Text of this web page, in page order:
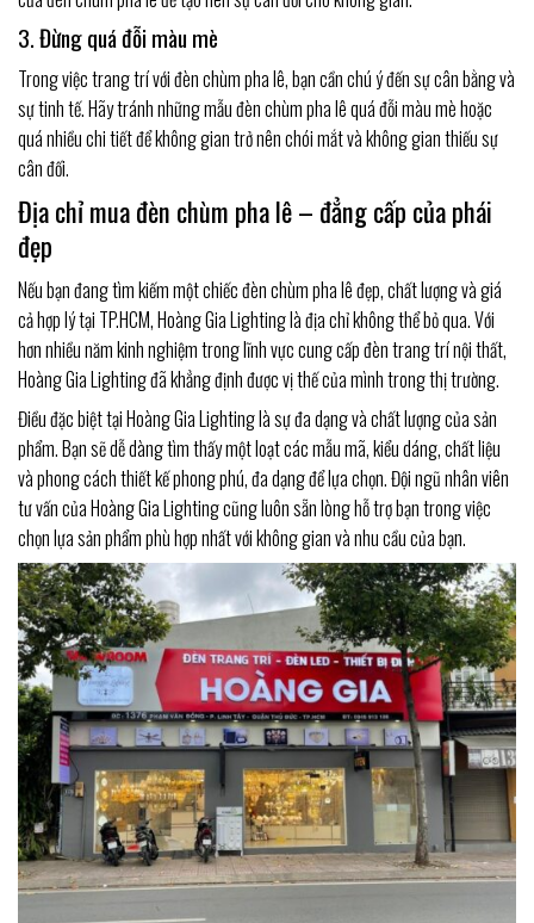
3. Đừng quá đỗi màu mè
Trong việc trang trí với đèn chùm pha lê, bạn cần chú ý đến sự cân bằng và
sự tinh tế. Hãy tránh những mẫu đèn chùm pha lê quá đỗi màu mè hoặc
quá nhiều chi tiết để không gian trở nên chói mắt và không gian thiếu sự
cân đối.
Địa chỉ mua đèn chùm pha lê – đẳng cấp của phái
đẹp
Nếu bạn đang tìm kiếm một chiếc đèn chùm pha lê đẹp, chất lượng và giá
cả hợp lý tại TP.HCM, Hoàng Gia Lighting là địa chỉ không thể bỏ qua. Với
hơn nhiều năm kinh nghiệm trong lĩnh vực cung cấp đèn trang trí nội thất,
Hoàng Gia Lighting đã khẳng định được vị thế của mình trong thị trường.
Điều đặc biệt tại Hoàng Gia Lighting là sự đa dạng và chất lượng của sản
phẩm. Bạn sẽ dễ dàng tìm thấy một loạt các mẫu mã, kiểu dáng, chất liệu
và phong cách thiết kế phong phú, đa dạng để lựa chọn. Đội ngũ nhân viên
tư vấn của Hoàng Gia Lighting cũng luôn sẵn lòng hỗ trợ bạn trong việc
chọn lựa sản phẩm phù hợp nhất với không gian và nhu cầu của bạn.